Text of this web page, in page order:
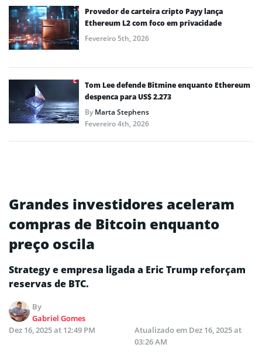
Provedor de carteira cripto Payy lança
Ethereum L2 com foco em privacidade
Fevereiro 5th, 2026
Tom Lee defende Bitmine enquanto Ethereum
despenca para US$ 2.273
ByMarta Stephens
Fevereiro 4th, 2026
Grandes investidores aceleram
compras de Bitcoin enquanto
preço oscila
Strategy e empresa ligada a Eric Trump reforçam
reservas de BTC.
By
Gabriel Gomes
Dez 16, 2025 at 12:49 PM
Atualizado em Dez 16, 2025 at
03:26 AM